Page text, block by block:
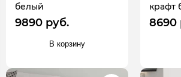
белый
9890 руб.
В корзину
крафт
8690